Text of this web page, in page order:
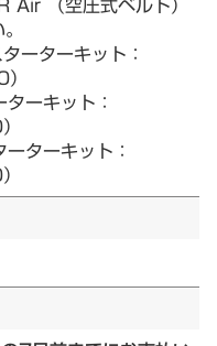
ーターキット：
ーキット：
ターキット：